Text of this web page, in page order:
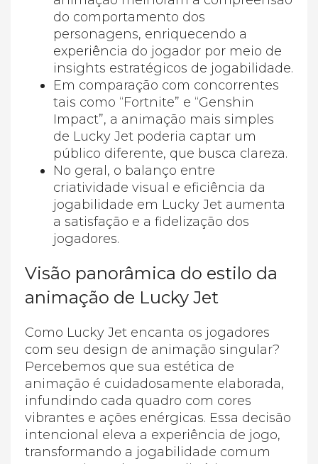
do comportamento dos
personagens, enriquecendo a
experiência do jogador por meio de
insights estratégicos de jogabilidade.
Em comparação com concorrentes
tais como “Fortnite” e “Genshin
Impact”, a animação mais simples
de Lucky Jet poderia captar um
público diferente, que busca clareza.
No geral, o balanço entre
criatividade visual e eficiência da
jogabilidade em Lucky Jet aumenta
a satisfação e a fidelização dos
jogadores.
Visão panorâmica do estilo da
animação de Lucky Jet
Como Lucky Jet encanta os jogadores
com seu design de animação singular?
Percebemos que sua estética de
animação é cuidadosamente elaborada,
infundindo cada quadro com cores
vibrantes e ações enérgicas. Essa decisão
intencional eleva a experiência de jogo,
transformando a jogabilidade comum